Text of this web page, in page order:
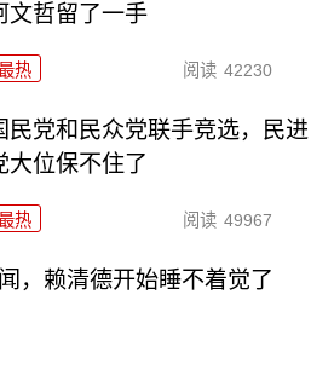
文哲留了一手
热 阅读 42230
民党和民众党联手竞选，民进
大位保不住了
热 阅读 49967
，赖清德开始睡不着觉了